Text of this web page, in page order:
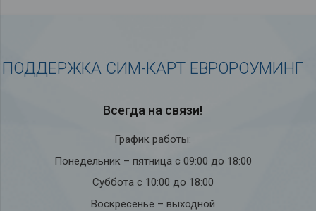
ПОДДЕРЖКА СИМ-КАРТ ЕВРОРОУМИНГ
Всегда на связи!
График работы:
Понедельник – пятница с 09:00 до 18:00
Суббота с 10:00 до 18:00
Воскресенье – выходной